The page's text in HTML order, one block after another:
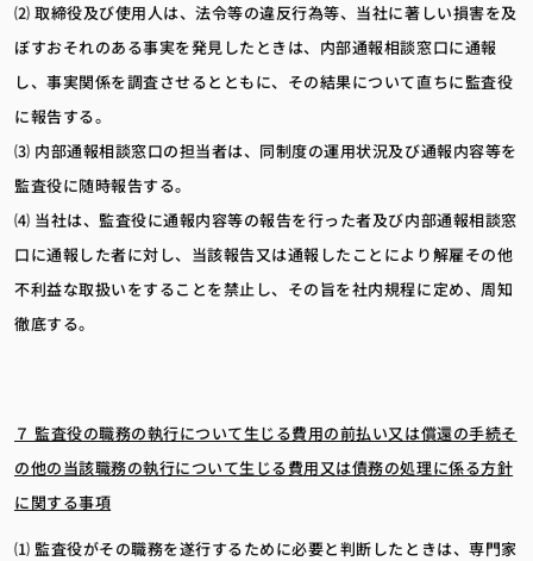
⑵ 取締役及び使用人は、法令等の違反行為等、当社に著しい損害を及
ぼすおそれのある事実を発見したときは、内部通報相談窓口に通報
し、事実関係を調査させるとともに、その結果について直ちに監査役
に報告する。
⑶ 内部通報相談窓口の担当者は、同制度の運用状況及び通報内容等を
監査役に随時報告する。
⑷ 当社は、監査役に通報内容等の報告を行った者及び内部通報相談窓
口に通報した者に対し、当該報告又は通報したことにより解雇その他
不利益な取扱いをすることを禁止し、その旨を社内規程に定め、周知
徹底する。
７ 監査役の職務の執行について生じる費用の前払い又は償還の手続そ
の他の当該職務の執行について生じる費用又は債務の処理に係る方針
に関する事項
⑴ 監査役がその職務を遂行するために必要と判断したときは、専門家